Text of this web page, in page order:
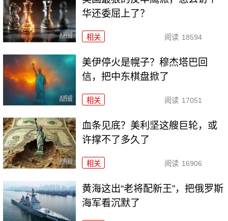
华还委屈上了？
相关 阅读 18594
美伊停火是幌子？穆杰塔巴回
信，把中东棋盘掀了
相关 阅读 17051
血条见底？美利坚这艘巨轮，或
许撑不了多久了
相关 阅读 16906
黄海这出“老将配新王”，把俄罗斯
海军看沉默了